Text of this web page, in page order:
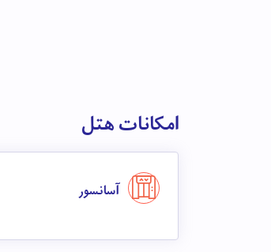
امکانات هتل
آسانسور